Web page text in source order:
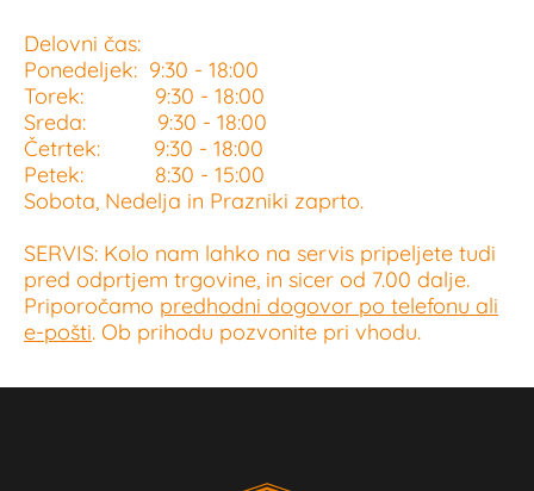
Delovni čas:
Ponedeljek: 9:30 - 18:00
Torek: 9:30 - 18:00
Sreda: 9:30 - 18:00
Četrtek: 9:30 - 18:00
Petek: 8:30 - 15:00
Sobota, Nedelja in Prazniki zaprto.
SERVIS: Kolo nam lahko na servis pripeljete tudi
pred odprtjem trgovine, in sicer od 7.00 dalje.
Priporočamo predhodni dogovor po telefonu ali
e-pošti. Ob prihodu pozvonite pri vhodu.